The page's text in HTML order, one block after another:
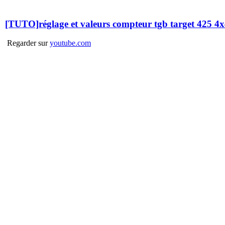
[TUTO]réglage et valeurs compteur tgb target 425
Regarder suryoutube.com